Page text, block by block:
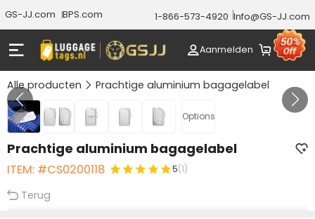
GS-JJ.com BPS.com 1-866-573-4920 Info@GS-JJ.com
Aanmelden
Alle producten Prachtige aluminium bagagelabel
Options
Gallery 1/5
Prachtige aluminium bagagelabel
ITEM: #CS0200118 5(1)
Terug